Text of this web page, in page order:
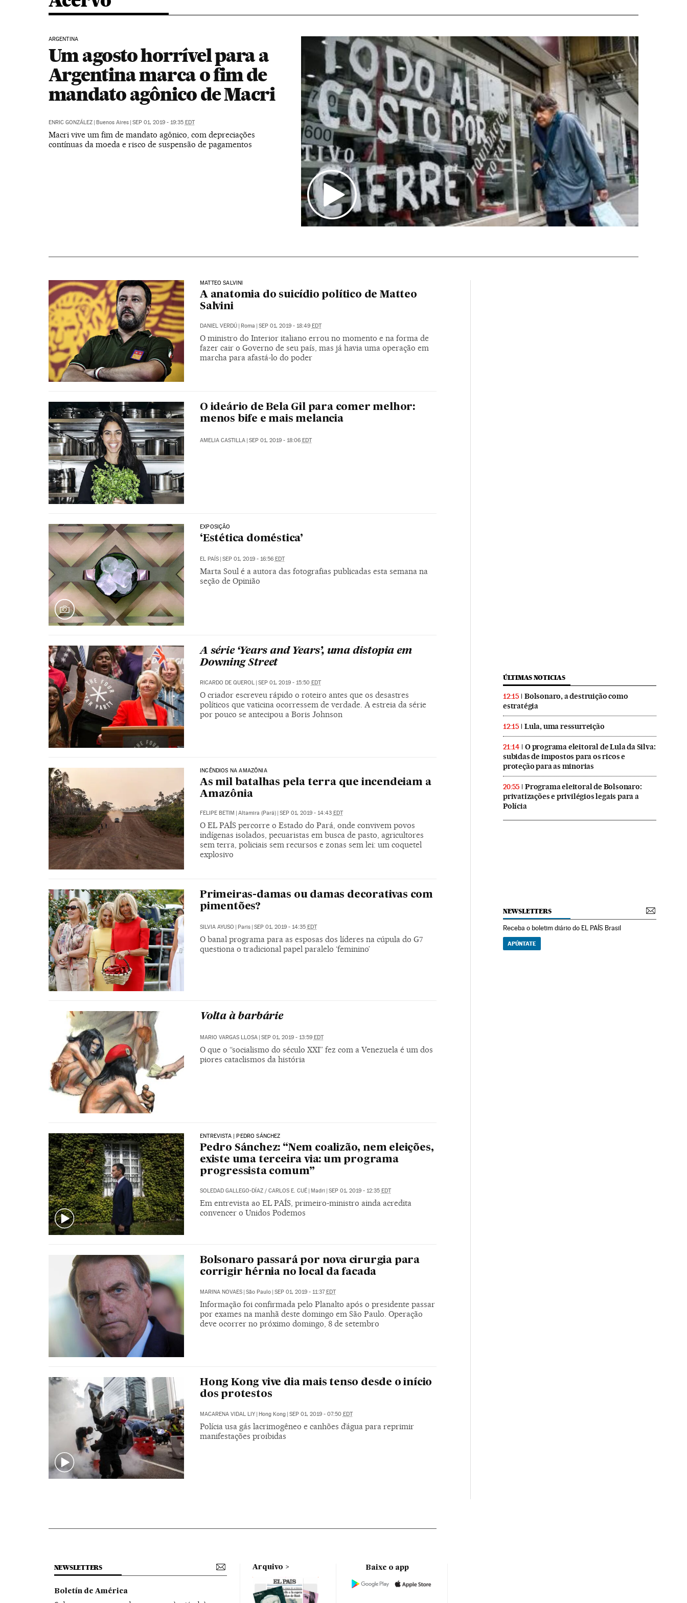
ARGENTINA
Um agosto horrível para a
Argentina marca o fim de
mandato agônico de Macri
ENRIC GONZÁLEZ | Buenos Aires | SEP 01, 2019 - 19:35 EDT
Macri vive um fim de mandato agônico, com depreciações
contínuas da moeda e risco de suspensão de pagamentos
MATTEO SALVINI
A anatomia do suicídio político de Matteo
Salvini
DANIEL VERDÚ | Roma | SEP 01, 2019 - 18:49 EDT
O ministro do Interior italiano errou no momento e na forma de
fazer cair o Governo de seu país, mas já havia uma operação em
marcha para afastá-lo do poder
O ideário de Bela Gil para comer melhor:
menos bife e mais melancia
AMELIA CASTILLA | SEP 01, 2019 - 18:06 EDT
EXPOSIÇÃO
‘Estética doméstica’
EL PAÍS | SEP 01, 2019 - 16:56 EDT
Marta Soul é a autora das fotografias publicadas esta semana na
seção de Opinião
A série ‘Years and Years’, uma distopia em
Downing Street
RICARDO DE QUEROL | SEP 01, 2019 - 15:50 EDT
O criador escreveu rápido o roteiro antes que os desastres
políticos que vaticina ocorressem de verdade. A estreia da série
por pouco se antecipou a Boris Johnson
INCÊNDIOS NA AMAZÔNIA
As mil batalhas pela terra que incendeiam a
Amazônia
FELIPE BETIM | Altamira (Pará) | SEP 01, 2019 - 14:43 EDT
O EL PAÍS percorre o Estado do Pará, onde convivem povos
indígenas isolados, pecuaristas em busca de pasto, agricultores
sem terra, policiais sem recursos e zonas sem lei: um coquetel
explosivo
Primeiras-damas ou damas decorativas com
pimentões?
SILVIA AYUSO | Paris | SEP 01, 2019 - 14:35 EDT
O banal programa para as esposas dos líderes na cúpula do G7
questiona o tradicional papel paralelo ‘feminino’
Volta à barbárie
MARIO VARGAS LLOSA SEP 01, 2019 - 13:59 EDT
O que o “socialismo do século XXI” fez com a Venezuela é um dos
piores cataclismos da história
ENTREVISTA | PEDRO SÁNCHEZ
Pedro Sánchez: “Nem coalizão, nem eleições,
existe uma terceira via: um programa
progressista comum”
SOLEDAD GALLEGO-DÍAZ/ CARLOS E. CUÉ | Madri | SEP 01, 2019 - 12:35 EDT
Em entrevista ao EL PAÍS, primeiro-ministro ainda acredita
convencer o Unidos Podemos
Bolsonaro passará por nova cirurgia para
corrigir hérnia no local da facada
MARINA NOVAES | São Paulo | SEP 01, 2019 - 11:37EDT
Informação foi confirmada pelo Planalto após o presidente passar
por exames na manhã deste domingo em São Paulo. Operação
deve ocorrer no próximo domingo, 8 de setembro
Hong Kong vive dia mais tenso desde o início
dos protestos
MACARENA VIDAL LIY Hong Kong SEP 01, 2019 - 07:50 EDT
Polícia usa gás lacrimogêneo e canhões d’água para reprimir
manifestações proibidas
ÚLTIMAS NOTICIAS
12:15
Bolsonaro, a destruição como
estratégia
12:15 Lula, uma ressurreição
21:14
O programa eleitoral de Lula da Silva:
subidas de impostos para os ricos e
proteção para as minorias
20:55
Programa eleitoral de Bolsonaro:
privatizações e privilégios legais para a
Polícia
NEWSLETTERS
Receba o boletim diário do EL PAÍS Brasil
APÚNTATE
NEWSLETTERS
Boletín de América
Arquivo Baixe o app